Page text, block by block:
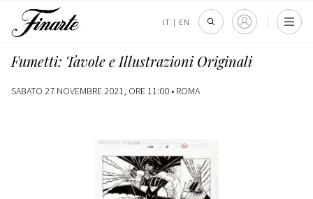
IT | EN
Fumetti: Tavole e Illustrazioni Originali
SABATO 27 NOVEMBRE 2021, ORE 11:00 • ROMA